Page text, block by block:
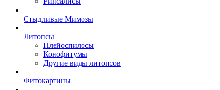
Стыдливые Мимозы
Литопсы
Плейоспилосы
Конофитумы
Другие виды литопсов
Фитокартины